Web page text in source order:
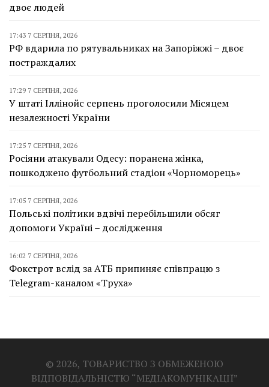
двоє людей
17:43 7 СЕРПНЯ, 2026
РФ вдарила по рятувальниках на Запоріжжі – двоє
постраждалих
17:29 7 СЕРПНЯ, 2026
У штаті Іллінойс серпень проголосили Місяцем
незалежності України
17:25 7 СЕРПНЯ, 2026
Росіяни атакували Одесу: поранена жінка,
пошкоджено футбольний стадіон «Чорноморець»
17:05 7 СЕРПНЯ, 2026
Польські політики вдвічі перебільшили обсяг
допомоги Україні – дослідження
16:02 7 СЕРПНЯ, 2026
Фокстрот вслід за АТБ припиняє співпрацю з
Telegram-каналом «Труха»
© 2026, ТОВАРИСТВО З ОБМЕЖЕНОЮ
ВІДПОВІДАЛЬНІСТЮ “МЕДІАКОМУНІКАЦІЇ”